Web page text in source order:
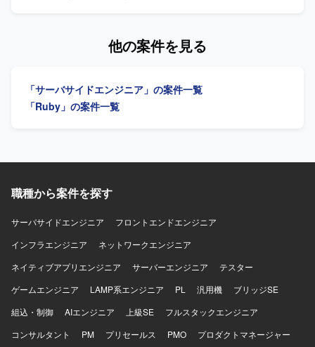
Datadog、Fluentd、BigQuery、Redashなどによるモニタ
Meet、AIコーディングツールとしてVisual Studio Code,
丁寧に連携し、多数の関係者を尊重しながら進められる方
ボトルネックを自発的に発見し、解決までの道筋を示せる
方にご活躍いただけます。 【ポジションの魅力】 経理向け
品質の担保とプロジェクト推進を主導する経験を積むこと
発・PoCなど、モダンな技術スタックを活かした上流工程
中心の業務に携わることができます。 【開発環境】 バック
エンドはGo、Ruby on Rails、Unicorn、Nginx、
PostgreSQL、Redis、Docker、Elasticsearchなどを利用し
ております。フロントエンドはTypeScript、React、
利用しております。インフラはAWS（EC2、RDS、
ElastiCache、S3、ElasticsearchService、Lambda、
Engine Yardなどを利用しております。その他、GitHub、
Slack、JIRA、Notionなどのツールを利用しております。
チューニングなどを行いながら、事業要件をプロダクトに
求めています。チームでの開発を重視し、ペア/モブプログ
ラミングなどの開発スタイルにも柔軟に取り組んでいただ
発に携わることができ、複数プロダクトの機能開発・運用
イティブな環境での開発経験を積むことができます。AI駆
動開発や最新の開発ツールを活用したモダンな開発プロセ
スに関わることができます。 【開発環境】 バックエンドは
Ruby、Ruby on Rails、フロントエンドはTypeScript、
React、Next.js、Vue.jsを利用しています。インフラはAWS
DynamoDB、S3、SQS、Lambdaなどを利用しています。
Dockerを用いたコンテナ環境で開発を行い、Git/GitHubに
CodeBuildによるCI/CDパイプラインを構築しています。AI
ツールとしてClaude Code、GitHub Copilot、Devin、
Geminiを活用し、コミュニケーションにはSlack、Notion、
他の案件を見る
「サーバサイドエンジニア」の案件一覧
「Ruby」の案件一覧
職種から案件を探す
サーバサイドエンジニア
フロントエンドエンジニア
インフラエンジニア
ネットワークエンジニア
ネイティブアプリエンジニア
サーバーエンジニア
テスター
ゲームエンジニア
LAMP系エンジニア PL 汎用機
ブリッジSE
組込・制御
AIエンジニア 上級SE
フルスタックエンジニア
コンサルタント
PM プリセールス PMO
プロダクトマネージャー